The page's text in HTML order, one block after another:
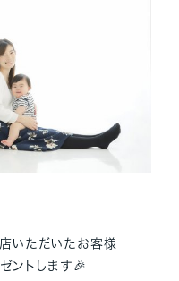
店いただいたお客様
ントします🎉